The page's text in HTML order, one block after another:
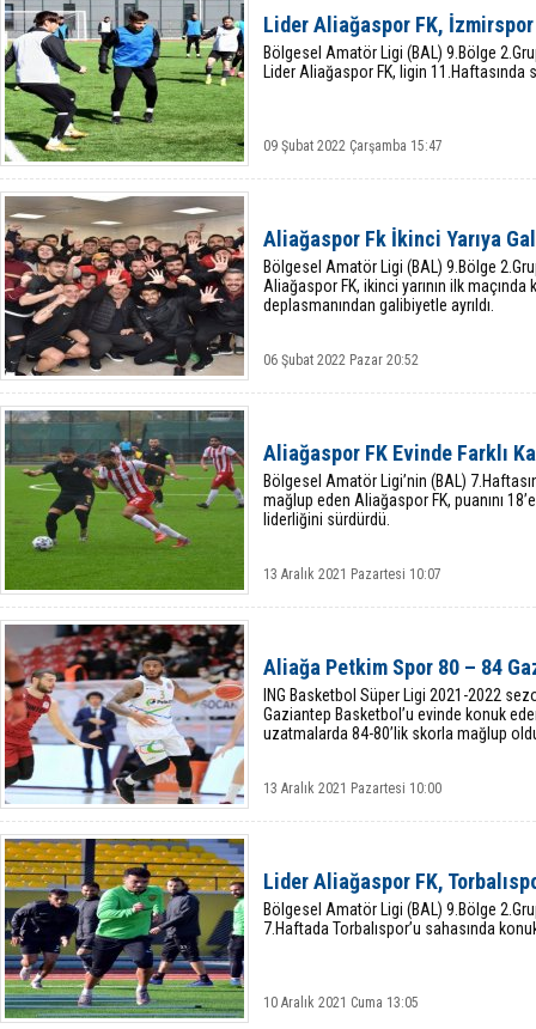
Lider Aliağaspor FK, İzmirspor
Bölgesel Amatör Ligi (BAL) 9.Bölge
Lider Aliağaspor FK, ligin
09 Şubat 2022 Çarşamba 15:47
Aliağaspor Fk İkinci Yarıya
Bölgesel Amatör Ligi (BAL) 9.Bölge
Aliağaspor FK, ikinci yarının ilk
deplasmanından galibiyetle ayrıldı.
06 Şubat 2022 Pazar 20:52
Aliağaspor FK Evinde Farklı
Bölgesel Amatör Ligi’nin (BAL)
mağlup eden Aliağaspor FK, puanını
liderliğini sürdürdü.
13 Aralık 2021 Pazartesi 10:07
Aliağa Petkim Spor 80 – 84
ING Basketbol Süper Ligi 2021-2022
Gaziantep Basketbol’u evinde konuk
uzatmalarda 84-80’lik skorla mağlup
13 Aralık 2021 Pazartesi 10:00
Lider Aliağaspor FK,
Bölgesel Amatör Ligi (BAL) 9.Bölge
7.Haftada Torbalıspor’u sahasında
10 Aralık 2021 Cuma 13:05